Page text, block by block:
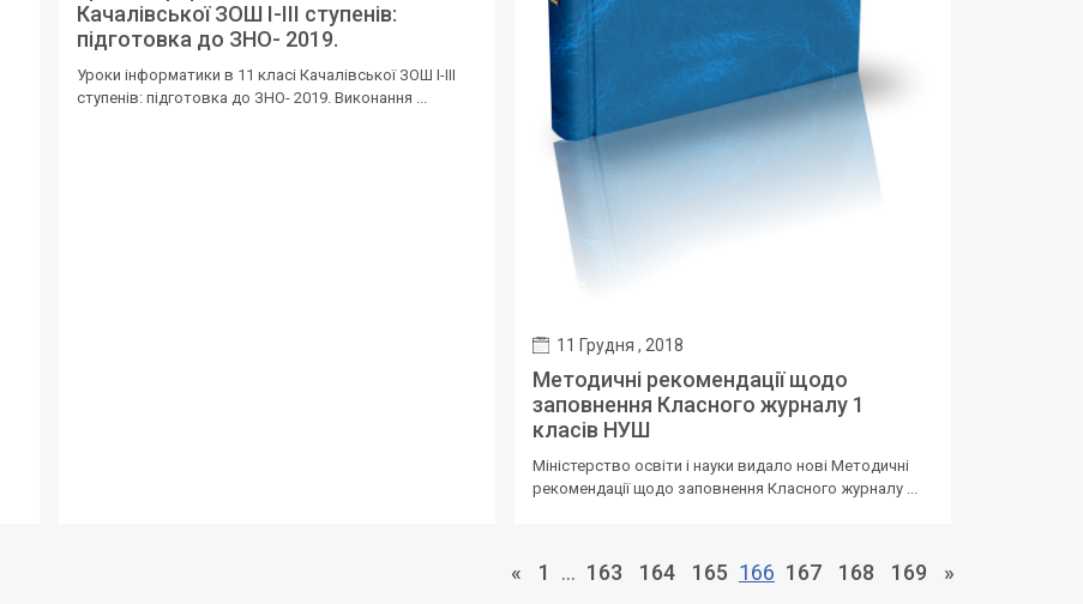
Качалівської ЗОШ І-ІІІ ступенів:
підготовка до ЗНО- 2019.
Уроки інформатики в 11 класі Качалівської ЗОШ І-ІІІ
ступенів: підготовка до ЗНО- 2019. Виконання ...
11 Грудня , 2018
Методичні рекомендації щодо
заповнення Класного журналу 1
класів НУШ
Міністерство освіти і науки видало нові Методичні
рекомендації щодо заповнення Класного журналу ...
« 1 … 163 164 165 166 167 168 169 »